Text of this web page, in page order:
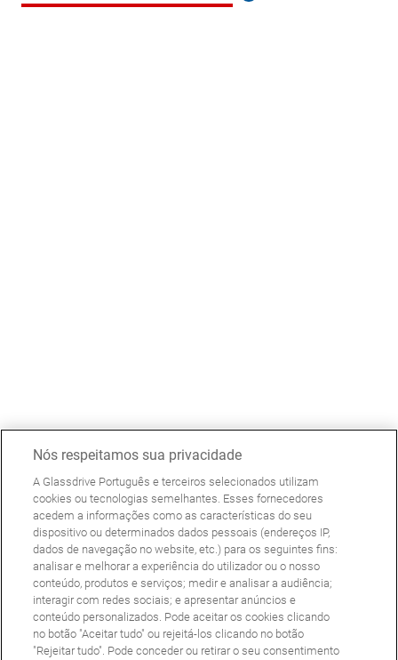
Nós respeitamos sua privacidade
A Glassdrive Português e terceiros selecionados utilizam
cookies ou tecnologias semelhantes. Esses fornecedores
acedem a informações como as características do seu
dispositivo ou determinados dados pessoais (endereços IP,
dados de navegação no website, etc.) para os seguintes fins:
analisar e melhorar a experiência do utilizador ou o nosso
conteúdo, produtos e serviços; medir e analisar a audiência;
interagir com redes sociais; e apresentar anúncios e
conteúdo personalizados. Pode aceitar os cookies clicando
no botão "Aceitar tudo" ou rejeitá-los clicando no botão
"Rejeitar tudo". Pode conceder ou retirar o seu consentimento